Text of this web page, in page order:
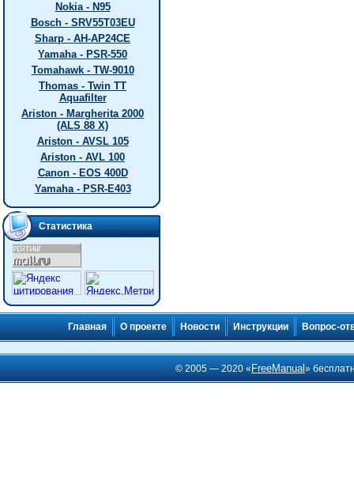
Nokia - N95
Bosch - SRV55T03EU
Sharp - AH-AP24CE
Yamaha - PSR-550
Tomahawk - TW-9010
Thomas - Twin TT
Aquafilter
Ariston - Margherita 2000
(ALS 88 X)
Ariston - AVSL 105
Ariston - AVL 100
Canon - EOS 400D
Yamaha - PSR-E403
Статистика
Главная О проекте Новости Инструкции Вопрос-
© 2005 — 2020 « FreeManual»